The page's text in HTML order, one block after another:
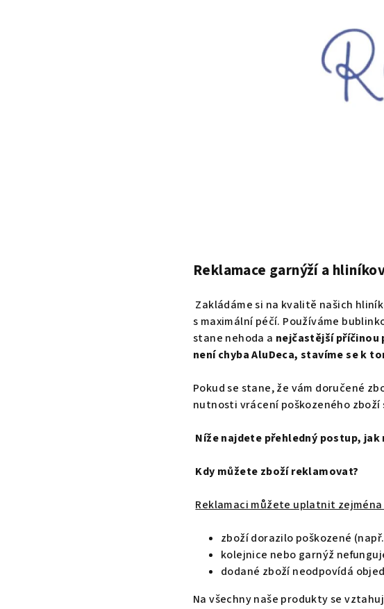
Reklamace garnýží a
Zakládáme si na kvalitě našich
s maximální péčí. Používáme
stane nehoda a nejčastější příčinou
není chyba AluDeca, stavíme se k
Pokud se stane, že vám doručené
nutnosti vrácení poškozeného
Níže najdete přehledný postup,
Kdy můžete zboží reklamovat?
Reklamaci můžete uplatnit
zboží dorazilo poškozené
kolejnice nebo garnýž
dodané zboží neodpovídá
Na všechny naše produkty se